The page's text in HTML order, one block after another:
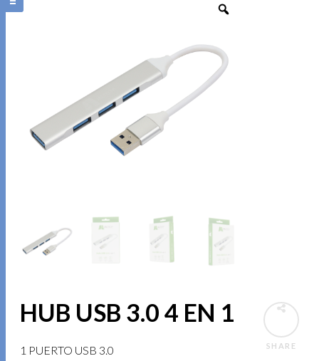
SHARE
HUB USB 3.0 4 EN 1
1 PUERTO USB 3.0